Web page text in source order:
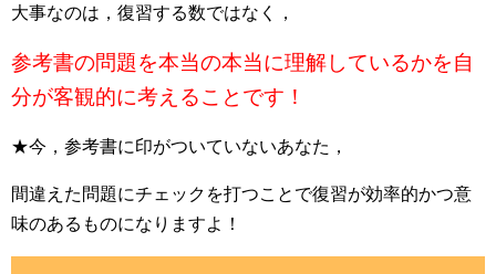
大事なのは，復習する数ではなく，
参考書の問題を本当の本当に理解しているかを自
分が客観的に考えることです！
★今，参考書に印がついていないあなた，
間違えた問題にチェックを打つことで復習が効率的かつ意
味のあるものになりますよ！